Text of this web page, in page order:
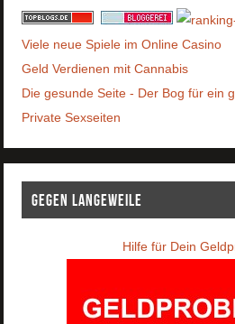
Viele neue Spiele im Online Casino
Geld Verdienen mit Cannabis
Die gesunde Seite - Der Bog für ein
Private Sexseiten
Gegen Langeweile
Hilfe für Dein